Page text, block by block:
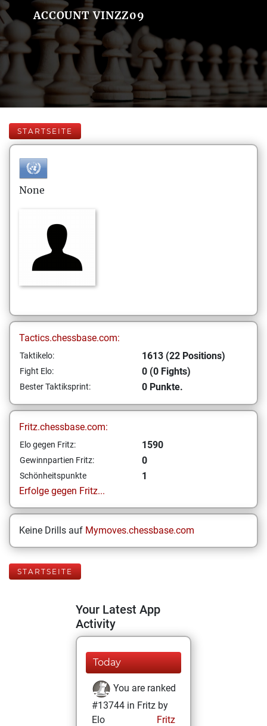
ACCOUNT VINZZ09
STARTSEITE
None
Tactics.chessbase.com:
Taktikelo: 1613 (22 Positions)
Fight Elo: 0 (0 Fights)
Bester Taktiksprint: 0 Punkte.
Fritz.chessbase.com:
Elo gegen Fritz: 1590
Gewinnpartien Fritz: 0
Schönheitspunkte
1
Erfolge gegen Fritz...
Keine Drills auf Mymoves.chessbase.com
STARTSEITE
Your Latest App
Activity
Today
You are ranked
#13744 in Fritz by
Elo
Fritz